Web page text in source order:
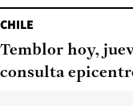
CHILE
Temblor hoy,
consulta